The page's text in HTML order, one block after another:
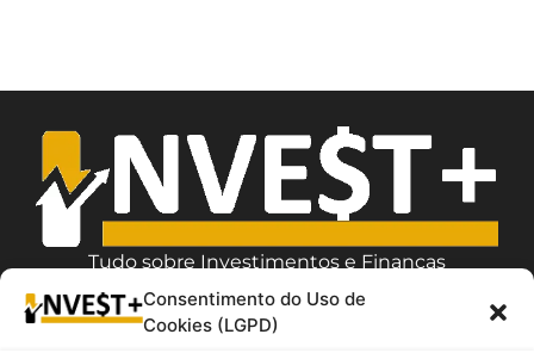
Consentimento do Uso de
Cookies (LGPD)
Tudo sobre Investimentos e Finanças
Categorias